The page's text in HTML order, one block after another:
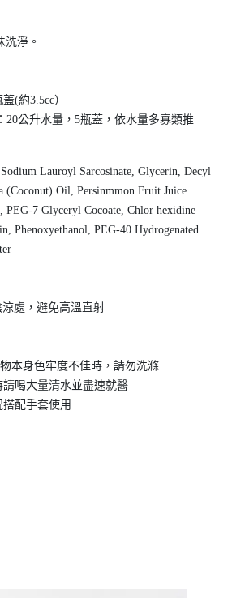
洗淨。
(約3.5cc）
20公升水量，5瓶蓋，依水量多寡類推
Lauroyl Sarcosinate, Glycerin, Decyl
(Coconut) Oil, Persinmmon Fruit Juice
PEG-7 Glyceryl Cocoate, Chlor hexidine
Phenoxyethanol, PEG-40 Hydrogenated
處，避免高溫直射
本身色牢度不佳時，請勿洗滌
喝大量清水並盡速就醫
配手套使用